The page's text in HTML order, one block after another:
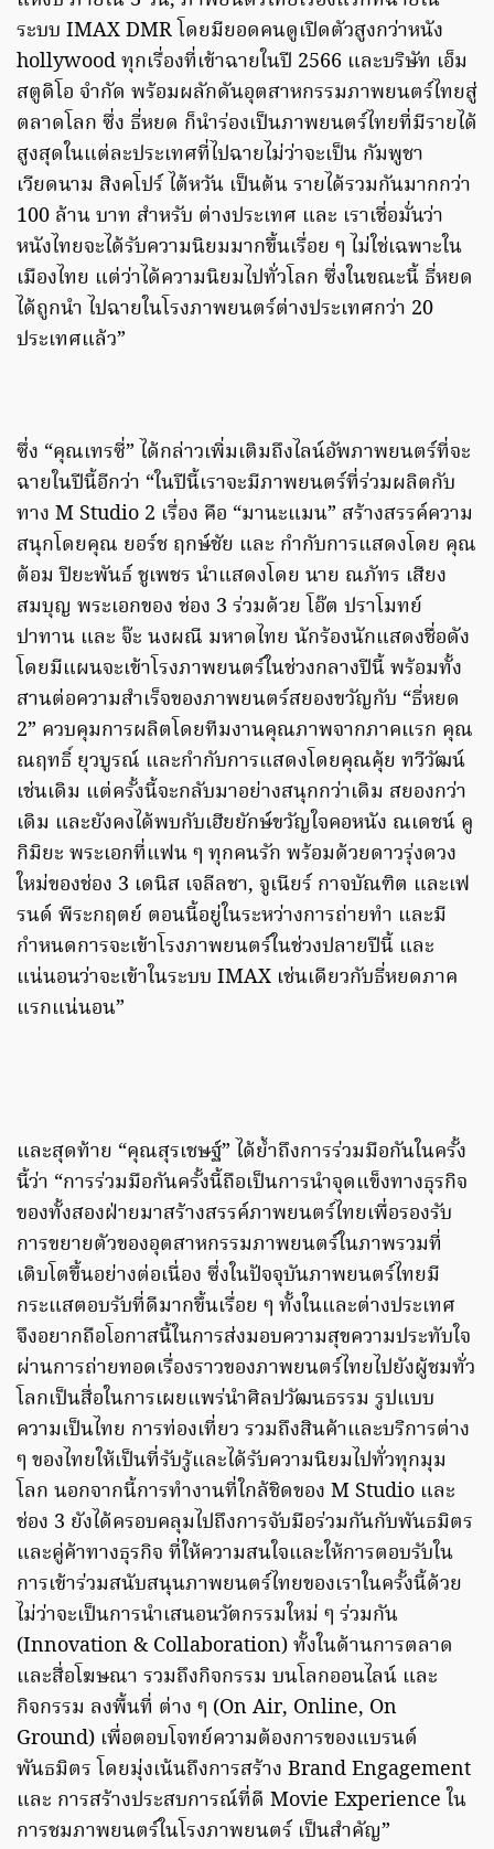
ระบบ IMAX DMR โดยมียอดคนดูเปิดตัวสูงกว่าหนัง
hollywood ทุกเรื่องที่เข้าฉายในปี 2566 และบริษัท เอ็ม
สตูดิโอ จำกัด พร้อมผลักดันอุตสาหกรรมภาพยนตร์ไทยสู่
ตลาดโลก ซึ่ง ธี่หยด ก็นำร่องเป็นภาพยนตร์ไทยที่มีรายได้
สูงสุดในแต่ละประเทศที่ไปฉายไม่ว่าจะเป็น กัมพูชา
เวียดนาม สิงคโปร์ ไต้หวัน เป็นต้น รายได้รวมกันมากกว่า
100 ล้าน บาท สำหรับ ต่างประเทศ และ เราเชื่อมั่นว่า
หนังไทยจะได้รับความนิยมมากขึ้นเรื่อย ๆ ไม่ใช่เฉพาะใน
เมืองไทย แต่ว่าได้ความนิยมไปทั่วโลก ซึ่งในขณะนี้ ธี่หยด
ได้ถูกนำ ไปฉายในโรงภาพยนตร์ต่างประเทศกว่า 20
ประเทศแล้ว”
ซึ่ง “คุณเทรซี่” ได้กล่าวเพิ่มเติมถึงไลน์อัพภาพยนตร์ที่จะ
ฉายในปีนี้อีกว่า “ในปีนี้เราจะมีภาพยนตร์ที่ร่วมผลิตกับ
ทาง M Studio 2 เรื่อง คือ “มานะแมน” สร้างสรรค์ความ
สนุกโดยคุณ ยอร์ช ฤกษ์ชัย และ กำกับการแสดงโดย คุณ
ต้อม ปิยะพันธ์ ชูเพชร นำแสดงโดย นาย ณภัทร เสียง
สมบุญ พระเอกของ ช่อง 3 ร่วมด้วย โอ๊ต ปราโมทย์
ปาทาน และ จ๊ะ นงผณี มหาดไทย นักร้องนักแสดงชื่อดัง
โดยมีแผนจะเข้าโรงภาพยนตร์ในช่วงกลางปีนี้ พร้อมทั้ง
สานต่อความสำเร็จของภาพยนตร์สยองขวัญกับ “ธี่หยด
2” ควบคุมการผลิตโดยทีมงานคุณภาพจากภาคแรก คุณ
ณฤทธิ์ ยุวบูรณ์ และกำกับการแสดงโดยคุณคุ้ย ทวีวัฒน์
เช่นเดิม แต่ครั้งนี้จะกลับมาอย่างสนุกกว่าเดิม สยองกว่า
เดิม และยังคงได้พบกับเฮียยักษ์ขวัญใจคอหนัง ณเดชน์ คู
กิมิยะ พระเอกที่แฟน ๆ ทุกคนรัก พร้อมด้วยดาวรุ่งดวง
ใหม่ของช่อง 3 เดนิส เจลีลชา, จูเนียร์ กาจบัณฑิต และเฟ
รนด์ พีระกฤตย์ ตอนนี้อยู่ในระหว่างการถ่ายทำ และมี
กำหนดการจะเข้าโรงภาพยนตร์ในช่วงปลายปีนี้ และ
แน่นอนว่าจะเข้าในระบบ IMAX เช่นเดียวกับธี่หยดภาค
แรกแน่นอน”
และสุดท้าย “คุณสุรเชษฐ์” ได้ย้ำถึงการร่วมมือกันในครั้ง
นี้ว่า “การร่วมมือกันครั้งนี้ถือเป็นการนำจุดแข็งทางธุรกิจ
ของทั้งสองฝ่ายมาสร้างสรรค์ภาพยนตร์ไทยเพื่อรองรับ
การขยายตัวของอุตสาหกรรมภาพยนตร์ในภาพรวมที่
เติบโตขึ้นอย่างต่อเนื่อง ซึ่งในปัจจุบันภาพยนตร์ไทยมี
กระแสตอบรับที่ดีมากขึ้นเรื่อย ๆ ทั้งในและต่างประเทศ
จึงอยากถือโอกาสนี้ในการส่งมอบความสุขความประทับใจ
ผ่านการถ่ายทอดเรื่องราวของภาพยนตร์ไทยไปยังผู้ชมทั่ว
โลกเป็นสื่อในการเผยแพร่นำศิลปวัฒนธรรม รูปแบบ
ความเป็นไทย การท่องเที่ยว รวมถึงสินค้าและบริการต่าง
ๆ ของไทยให้เป็นที่รับรู้และได้รับความนิยมไปทั่วทุกมุม
โลก นอกจากนี้การทำงานที่ใกล้ชิดของ M Studio และ
ช่อง 3 ยังได้ครอบคลุมไปถึงการจับมือร่วมกันกับพันธมิตร
และคู่ค้าทางธุรกิจ ที่ให้ความสนใจและให้การตอบรับใน
การเข้าร่วมสนับสนุนภาพยนตร์ไทยของเราในครั้งนี้ด้วย
ไม่ว่าจะเป็นการนำเสนอนวัตกรรมใหม่ ๆ ร่วมกัน
(Innovation & Collaboration) ทั้งในด้านการตลาด
และสื่อโฆษณา รวมถึงกิจกรรม บนโลกออนไลน์ และ
กิจกรรม ลงพื้นที่ ต่าง ๆ (On Air, Online, On
Ground) เพื่อตอบโจทย์ความต้องการของแบรนด์
พันธมิตร โดยมุ่งเน้นถึงการสร้าง Brand Engagement
และ การสร้างประสบการณ์ที่ดี Movie Experience ใน
การชมภาพยนตร์ในโรงภาพยนตร์ เป็นสำคัญ”